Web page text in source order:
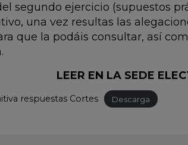
segundo ejercicio (supuestos
una vez resultas las
que la podáis consultar, así
LEER EN LA SEDE
respuestas Cortes Descarga